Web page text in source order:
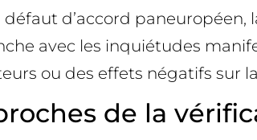
d’accord paneuropéen,
avec les inquiétudes
ou des effets négatifs sur
de la